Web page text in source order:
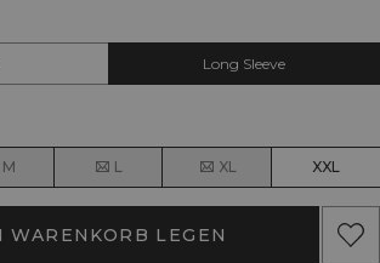
Long Sleeve
M L XL XXL
WARENKORB LEGEN